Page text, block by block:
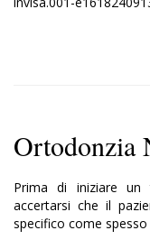
Ortodonzia
Prima di iniziare un
accertarsi che il
specifico come spesso